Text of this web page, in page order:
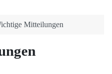
Mitteilungen